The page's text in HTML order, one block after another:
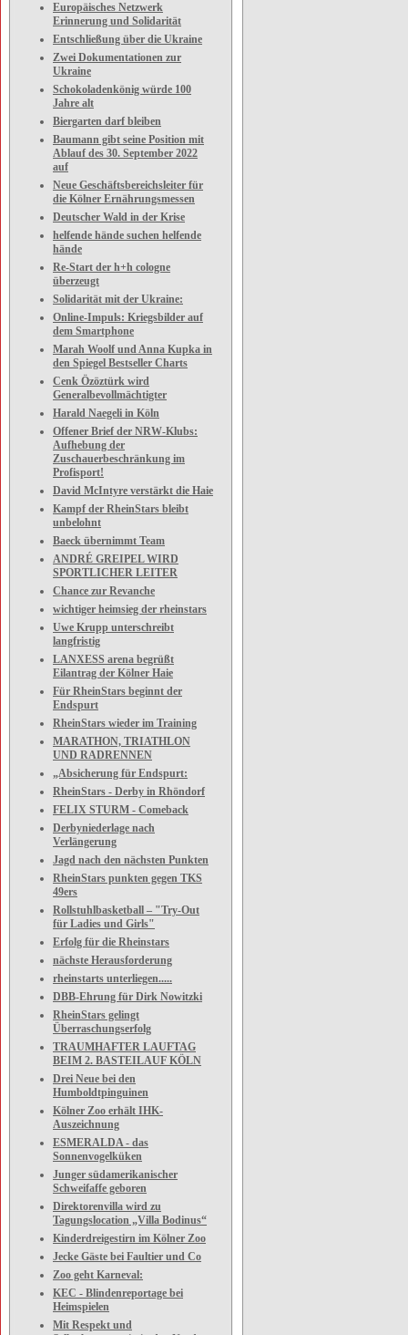
Europäisches Netzwerk
Erinnerung und Solidarität
Entschließung über die Ukraine
Zwei Dokumentationen zur
Ukraine
Schokoladenkönig würde 100
Jahre alt
Biergarten darf bleiben
Baumann gibt seine Position mit
Ablauf des 30. September 2022
auf
Neue Geschäftsbereichsleiter für
die Kölner Ernährungsmessen
Deutscher Wald in der Krise
helfende hände suchen helfende
hände
Re-Start der h+h cologne
überzeugt
Solidarität mit der Ukraine:
Online-Impuls: Kriegsbilder auf
dem Smartphone
Marah Woolf und Anna Kupka in
den Spiegel Bestseller Charts
Cenk Özöztürk wird
Generalbevollmächtigter
Harald Naegeli in Köln
Offener Brief der NRW-Klubs:
Aufhebung der
Zuschauerbeschränkung im
Profisport!
David McIntyre verstärkt die Haie
Kampf der RheinStars bleibt
unbelohnt
Baeck übernimmt Team
ANDRÉ GREIPEL WIRD
SPORTLICHER LEITER
Chance zur Revanche
wichtiger heimsieg der rheinstars
Uwe Krupp unterschreibt
langfristig
LANXESS arena begrüßt
Eilantrag der Kölner Haie
Für RheinStars beginnt der
Endspurt
RheinStars wieder im Training
MARATHON, TRIATHLON
UND RADRENNEN
„Absicherung für Endspurt:
RheinStars - Derby in Rhöndorf
FELIX STURM - Comeback
Derbyniederlage nach
Verlängerung
Jagd nach den nächsten Punkten
RheinStars punkten gegen TKS
49ers
Rollstuhlbasketball – "Try-Out
für Ladies und Girls"
Erfolg für die Rheinstars
nächste Herausforderung
rheinstarts unterliegen.....
DBB-Ehrung für Dirk Nowitzki
RheinStars gelingt
Überraschungserfolg
TRAUMHAFTER LAUFTAG
BEIM 2. BASTEILAUF KÖLN
Drei Neue bei den
Humboldtpinguinen
Kölner Zoo erhält IHK-
Auszeichnung
ESMERALDA - das
Sonnenvogelküken
Junger südamerikanischer
Schweifaffe geboren
Direktorenvilla wird zu
Tagungslocation „Villa Bodinus“
Kinderdreigestirn im Kölner Zoo
Jecke Gäste bei Faultier und Co
Zoo geht Karneval:
KEC - Blindenreportage bei
Heimspielen
Mit Respekt und